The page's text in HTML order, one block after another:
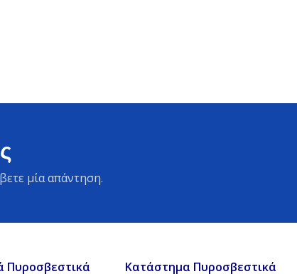
μία απάντηση.
Πυροσβεστικά Κατάστημα Πυροσβεστικά